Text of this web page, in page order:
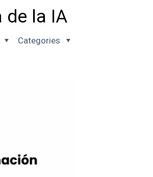
de la IA
Categories